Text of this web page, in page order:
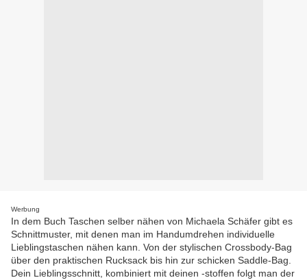
Werbung
In dem Buch Taschen selber nähen von Michaela Schäfer gibt es
Schnittmuster, mit denen man im Handumdrehen individuelle
Lieblingstaschen nähen kann. Von der stylischen Crossbody-Bag
über den praktischen Rucksack bis hin zur schicken Saddle-Bag.
Dein Lieblingsschnitt, kombiniert mit deinen -stoffen folgt man der